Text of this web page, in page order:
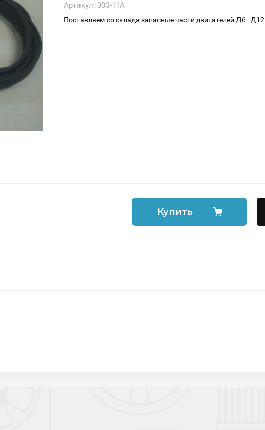
Артикул: 303-11А
Поставляем со склада запасные части двигателей Д6 - Д12
Купить